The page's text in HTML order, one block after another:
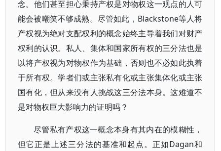
念。他们甚至担心秉持产权是对物权这一观点的人可
能会被嘲笑不够成熟。尽管如此，Blackstone等人将
产权视为绝对支配权利的概念始终主导着我们对财产
权利的认识。私人、集体和国家所有权的三分法也是
以将产权视为对物权作为基础，否则也不必如此执着
于所有权。学者们或主张私有化或主张集体化或主张
国有化，但从来没有人挑战这三分法本身。这难道不
是对物权巨大影响力的证明吗？
尽管私有产权这一概念本身有其内在的模糊性，
但它正是上述三分法的基准和起点。正如Dagan和